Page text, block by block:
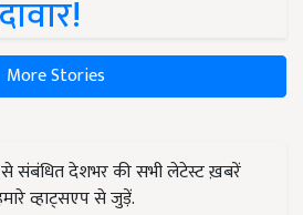
More Stories
संबंधित देशभर की सभी लेटेस्ट ख़बरें
व्हाट्सएप से जुड़ें.